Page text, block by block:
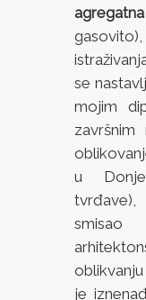
se
mojim
u
je